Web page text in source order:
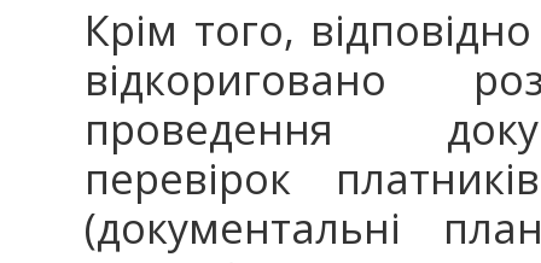
Крім того,
відкориговано
проведення
перевірок
(документальні